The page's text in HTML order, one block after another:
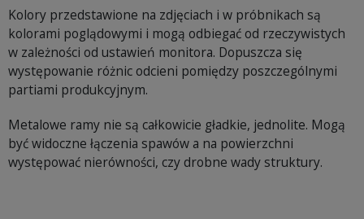
Kolory przedstawione na zdjęciach i w próbnikach są
kolorami poglądowymi i mogą odbiegać od rzeczywistych
w zależności od ustawień monitora. Dopuszcza się
występowanie różnic odcieni pomiędzy poszczególnymi
partiami produkcyjnym.
Metalowe ramy nie są całkowicie gładkie, jednolite. Mogą
być widoczne łączenia spawów a na powierzchni
występować nierówności, czy drobne wady struktury.